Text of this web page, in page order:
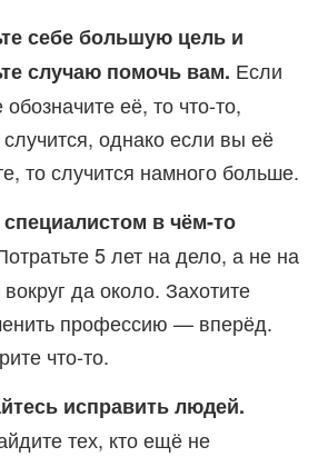
себе большую цель и
случаю помочь вам. Если
её, то что-то,
случится, однако если вы её
то случится намного больше.
специалистом в чём-то
5 лет на дело, а не на
да около. Захотите
профессию — вперёд.
что-то.
исправить людей.
тех, кто ещё не